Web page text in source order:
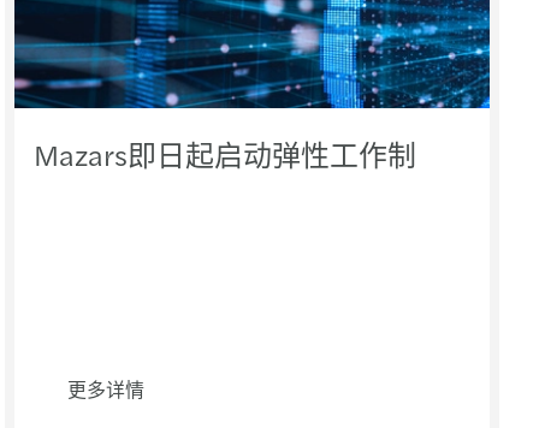
年中国企业高管晴雨表的启示
区数据成熟度的竞争
全球合规性被列入业务议程
候变化：Mazars – OMFIF报告
全球财务业绩
发布2021可持续发展报告
让能否成为汽车行业的成功战略？
中审众环中国国际消费品博览会活动抢先报名
反贿赂管理体系
electronic invoice
Mazars即日起启动弹性工作制
更多详情